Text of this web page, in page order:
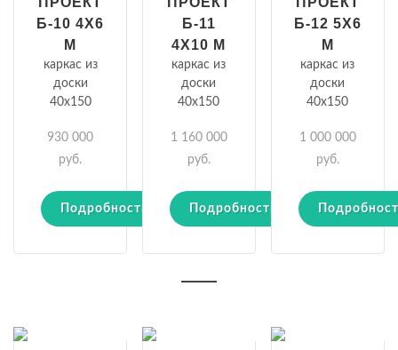
Б-10 4Х6
М
каркас из
доски
40х150
930 000
руб.
Подробности
Б-11
4Х10 М
каркас из
доски
40х150
1 160 000
руб.
Подробности
Б-12 5Х6
М
каркас из
доски
40х150
1 000 000
руб.